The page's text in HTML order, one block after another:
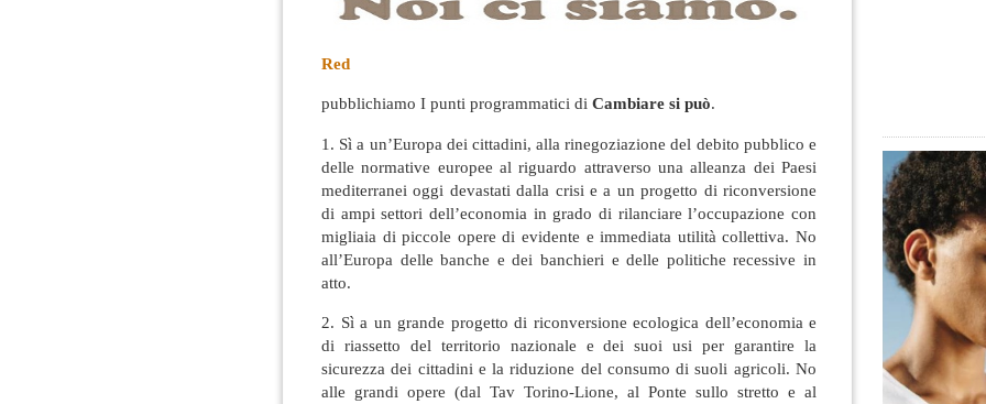
Red
pubblichiamo I punti programmatici di Cambiare si può.
1. Sì a un’Europa dei cittadini, alla rinegoziazione del debito pubblico e
delle normative europee al riguardo attraverso una alleanza dei Paesi
mediterranei oggi devastati dalla crisi e a un progetto di riconversione
di ampi settori dell’economia in grado di rilanciare l’occupazione con
migliaia di piccole opere di evidente e immediata utilità collettiva. No
all’Europa delle banche e dei banchieri e delle politiche recessive in
atto.
2. Sì a un grande progetto di riconversione ecologica dell’economia e
di riassetto del territorio nazionale e dei suoi usi per garantire la
sicurezza dei cittadini e la riduzione del consumo di suoli agricoli. No
alle grandi opere (dal Tav Torino-Lione, al Ponte sullo stretto e al